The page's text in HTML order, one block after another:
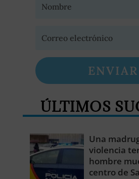
ENVIAR
ÚLTIMOS
Una
violencia
hombre
centro de